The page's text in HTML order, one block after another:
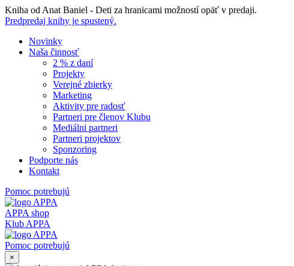
Skip
to
Kniha od Anat Baniel - Deti za hranicami možností opäť v predaji.
Predpredaj knihy je spustený.
Novinky
Naša činnosť
2 % z daní
Projekty
Verejné zbierky
Marketing
Aktivity pre radosť
Partneri pre členov Klubu
Mediálni partneri
Partneri projektov
Sponzoring
Podporte nás
Kontakt
Pomoc potrebujú
APPA shop
Klub APPA
Pomoc potrebujú
×